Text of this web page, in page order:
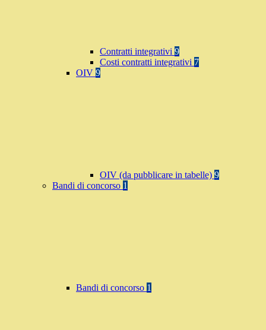
Contratti integrativi 9
Costi contratti integrativi 7
OIV 9
OIV (da pubblicare in tabelle) 9
Bandi di concorso 1
Bandi di concorso 1